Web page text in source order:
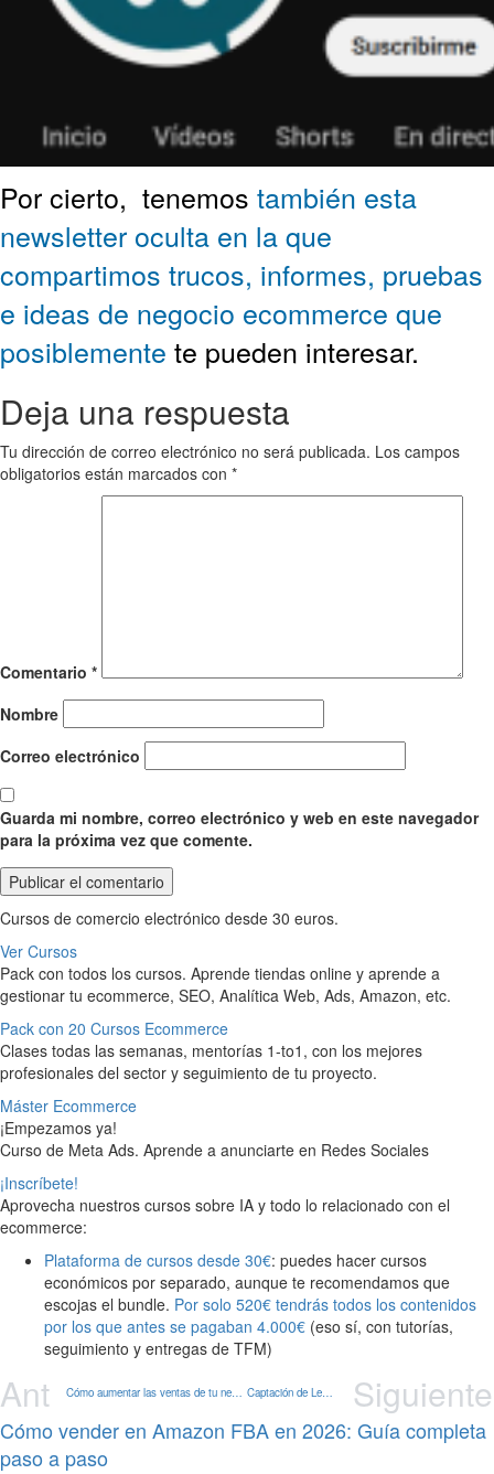
Por cierto, tenemos también esta
newsletter oculta en la que
compartimos trucos, informes, pruebas
e ideas de negocio ecommerce que
posiblemente te pueden interesar.
Deja una respuesta
Tu dirección de correo electrónico no será publicada. Los campos
obligatorios están marcados con *
Comentario *
Nombre
Correo electrónico
Guarda mi nombre, correo electrónico y web en este navegador
para la próxima vez que comente.
Cursos de comercio electrónico desde 30 euros.
Ver Cursos
Pack con todos los cursos. Aprende tiendas online y aprende a
gestionar tu ecommerce, SEO, Analítica Web, Ads, Amazon, etc.
Pack con 20 Cursos Ecommerce
Clases todas las semanas, mentorías 1-to1, con los mejores
profesionales del sector y seguimiento de tu proyecto.
Máster Ecommerce
¡Empezamos ya!
Curso de Meta Ads. Aprende a anunciarte en Redes Sociales
¡Inscríbete!
Aprovecha nuestros cursos sobre IA y todo lo relacionado con el
ecommerce:
Plataforma de cursos desde 30€: puedes hacer cursos
económicos por separado, aunque te recomendamos que
escojas el bundle. Por solo 520€ tendrás todos los contenidos
por los que antes se pagaban 4.000€ (eso sí, con tutorías,
seguimiento y entregas de TFM)
Ant Cómo aumentar las ventas de tu negocio online Captación de Leads: Qué Es, Cómo Generar Leads de Calidad y Estrategias Efectivas Siguiente
Cómo vender en Amazon FBA en 2026: Guía completa
paso a paso